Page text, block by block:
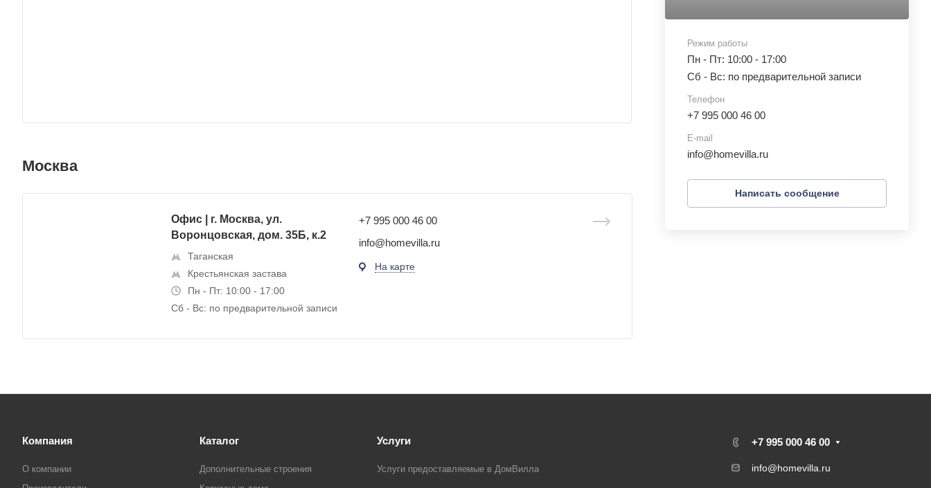
Москва
Офис | г. Москва, ул.
Воронцовская, дом. 35Б, к.2
Таганская
Крестьянская застава
Пн - Пт: 10:00 - 17:00
Сб - Вс: по предварительной записи
+7 995 000 46 00
info@homevilla.ru
На карте
Режим работы
Пн - Пт: 10:00 - 17:00
Сб - Вс: по предварительной записи
Телефон
+7 995 000 46 00
E-mail
info@homevilla.ru
Написать сообщение
Компания
О компании
Каталог
Дополнительные строения
Услуги
Услуги предоставляемые в ДомВилла
+7 995 000 46 00
info@homevilla.ru